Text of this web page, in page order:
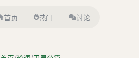
首页 热门 讨论